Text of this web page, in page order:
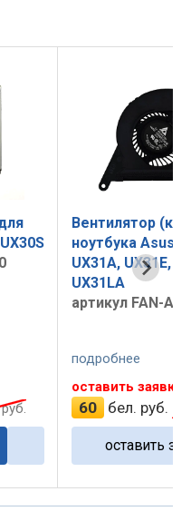
Вентилятор
ноутбука Asus
UX31A, UX31E,
UX31LA
артикул FAN-
подробнее
оставить заявку
60 бел. руб.
оставить